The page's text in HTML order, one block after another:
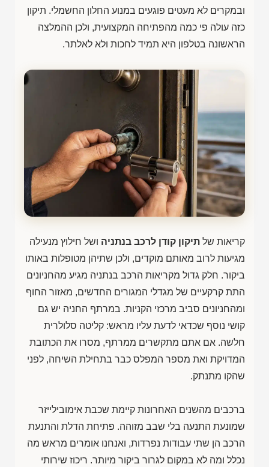
ובמקרים לא מעטים פוגעים במנוע החלון החשמלי. תיקון
כזה עולה פי כמה מהפתיחה המקצועית, ולכן ההמלצה
הראשונה בטלפון היא תמיד לחכות ולא לאלתר.
קריאות של תיקון קודן לרכב בנתניה ושל חילוץ מנעילה
מגיעות לרוב מאותם מוקדים, ולכן שתיהן מטופלות באותו
ביקור. חלק גדול מקריאות הרכב בנתניה מגיע מהחניונים
התת קרקעיים של מגדלי המגורים החדשים, מאזור החוף
ומהחניונים סביב מרכזי הקניות. במרתף החניה יש גם
קושי נוסף שכדאי לדעת עליו מראש: קליטה סלולרית
חלשה. אם אתם מתקשרים ממרתף, מסרו את הכתובת
המדויקת ואת מספר המפלס כבר בתחילת השיחה, לפני
שהקו מתנתק.
ברכבים מהשנים האחרונות קיימת שכבת אימובילייזר
שמונעת התנעה בלי שבב מזוהה. פתיחת הדלת והתנעת
הרכב הן שתי עבודות נפרדות, ואנחנו אומרים מראש מה
נכלל ומה לא במקום לגרור ביקור מיותר. ריכוז שירותי